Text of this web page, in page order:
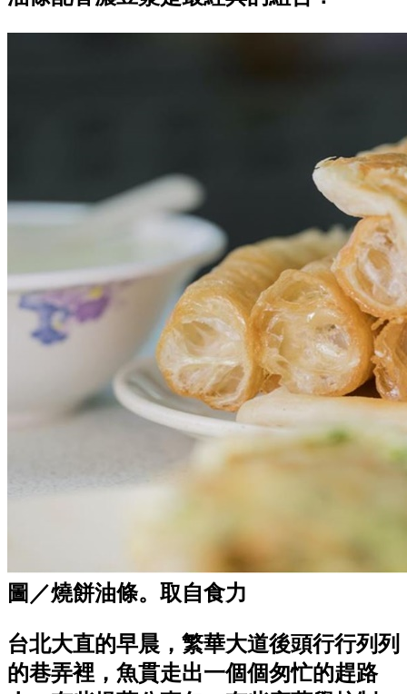
圖／燒餅油條。取自食力
台北大直的早晨，繁華大道後頭行行列列
的巷弄裡，魚貫走出一個個匆忙的趕路